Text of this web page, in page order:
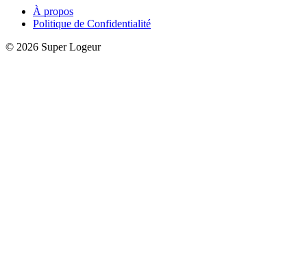
À propos
Politique de Confidentialité
© 2026 Super Logeur